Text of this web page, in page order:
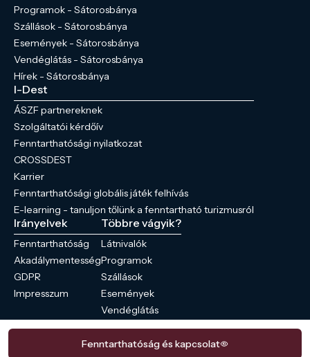
Fenntarthatóság és kapcsolat
Programok - Sátorosbánya
Szállások - Sátorosbánya
Események - Sátorosbánya
Vendéglátás - Sátorosbánya
Hírek - Sátorosbánya
I-Dest
ÁSZF partnereknek
Szolgáltatói kérdőív
Fenntarthatósági nyilatkozat
CROSSDEST
Karrier
Fenntarthatósági globális játék felhívás
E-learning - tanuljon tőlünk a fenntartható turizmusról
Irányelvek
Fenntarthatóság
Akadálymentesség
GDPR
Impresszum
Többre vágyik?
Látnivalók
Programok
Szállások
Események
Vendéglátás
Hírek